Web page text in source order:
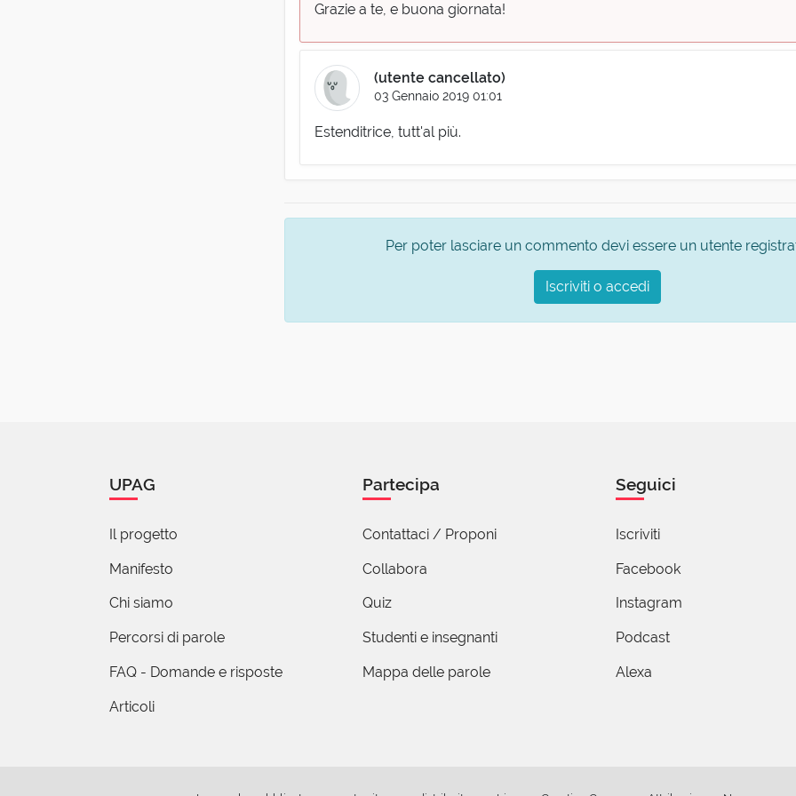
Grazie a te, e buona giornata!
(utente cancellato)
03 Gennaio 2019 01:01
Estenditrice, tutt'al più.
Per poter lasciare un commento devi essere un utente
Iscriviti o accedi
UPAG
Il progetto
Manifesto
Chi siamo
Percorsi di parole
FAQ - Domande e risposte
Articoli
Partecipa
Contattaci / Proponi
Collabora
Quiz
Studenti e insegnanti
Mappa delle parole
Seguici
Iscriviti
Facebook
Instagram
Podcast
Alexa